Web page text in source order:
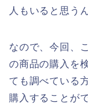
人もいると思う
なので、今回、
の商品の購入を
ても調べている
購入することが